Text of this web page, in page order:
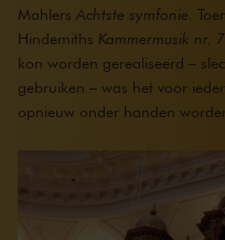
Mahlers Achtste symfonie.
Hindemiths Kammermusik nr. 7
kon worden gerealiseerd –
gebruiken – was het voor
opnieuw onder handen